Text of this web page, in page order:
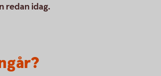
redan idag.